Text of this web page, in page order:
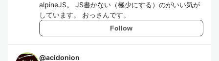
alpineJS。 JS書かない（極少にする）のがいい気が
しています。 おっさんです。
Follow
@acidonion